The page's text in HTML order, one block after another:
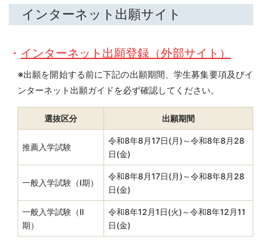
インターネット出願サイト
・ インターネット出願登録（外部サイト）
※出願を開始する前に下記の出願期間、学生募集要項及びイ
ンターネット出願ガイドを必ず確認してください。
選抜区分 出願期間
推薦入学試験
令和8年8月17日(月)～令和8年8月28
日(金)
一般入学試験（Ⅰ期）
令和8年8月17日(月)～令和8年8月28
日(金)
一般入学試験（Ⅱ
期）
令和8年12月1日(火)～令和8年12月11
日(金)